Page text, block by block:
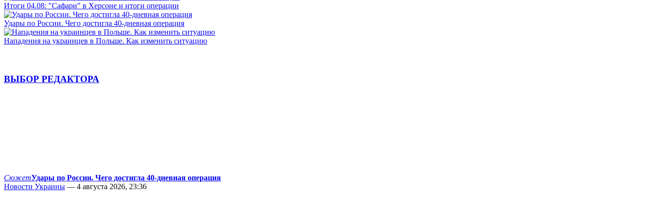
Итоги 04.08: "Сафари" в Херсоне и итоги операции
Удары по России. Чего достигла 40-дневная операция
Нападения на украинцев в Польше. Как изменить ситуацию
ВЫБОР РЕДАКТОРА
СюжетУдары по России. Чего достигла 40-дневная операция
Новости Украины — 4 августа 2026, 23:36